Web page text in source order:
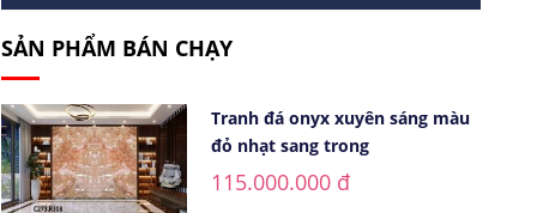
SẢN PHẨM BÁN CHẠY
Tranh đá onyx xuyên sáng màu
đỏ nhạt sang trong
115.000.000 đ